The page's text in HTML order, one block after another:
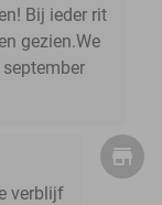
Bij ieder rit
gezien.We
verblijf